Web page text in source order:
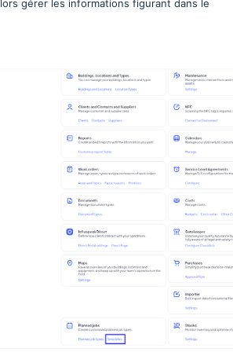
gérer les informations figurant dans le